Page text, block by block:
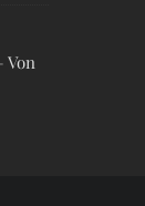
Von